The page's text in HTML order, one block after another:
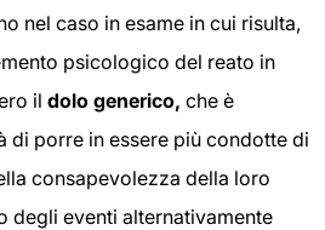
nel caso in esame in cui risulta,
psicologico del reato in
il dolo generico, che è
di porre in essere più condotte di
consapevolezza della loro
degli eventi alternativamente